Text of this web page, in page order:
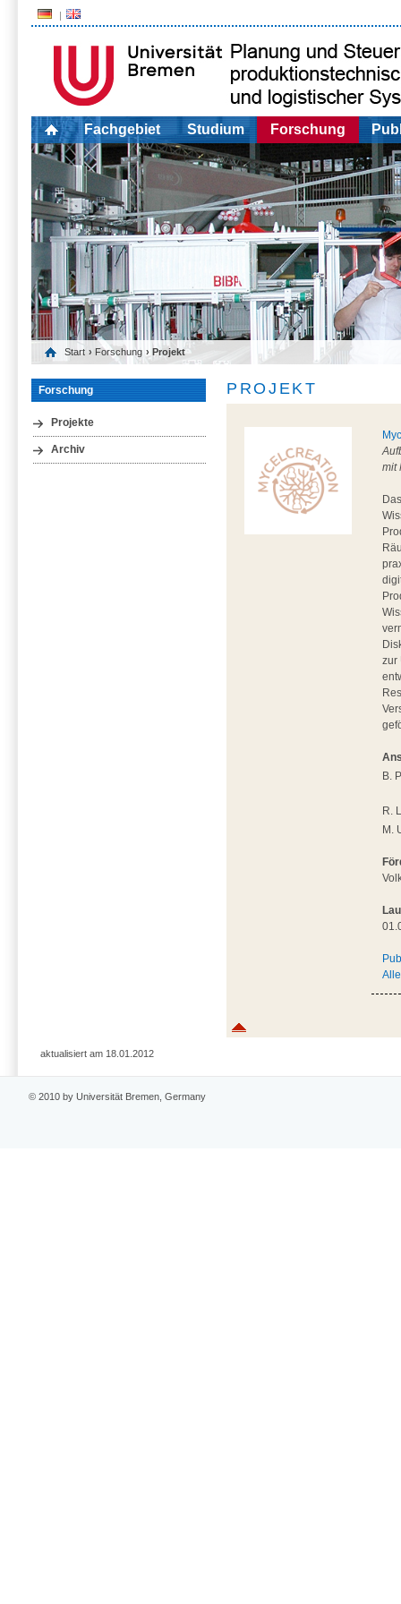
Fachgebiet Studium Forschung
Start › Forschung › Projekt
Forschung
Projekte
Archiv
PROJEKT
mit
zur
B.
R.
M.
aktualisiert am 18.01.2012
© 2010 by Universität Bremen, Germany